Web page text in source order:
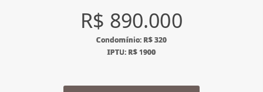
R$ 890.000
Condomínio: R$ 320
IPTU: R$ 1900